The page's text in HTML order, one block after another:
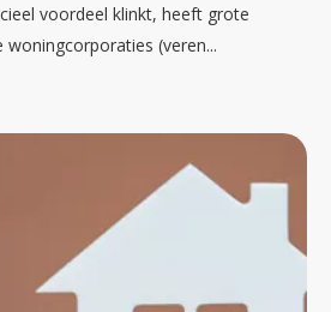
voordeel klinkt, heeft grote
woningcorporaties (veren...